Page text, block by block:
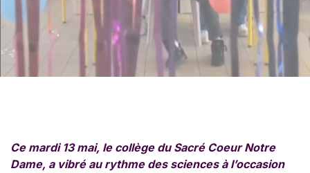
Ce mardi 13 mai, le collège du Sacré Coeur Notre
Dame, a vibré au rythme des sciences à l’occasion